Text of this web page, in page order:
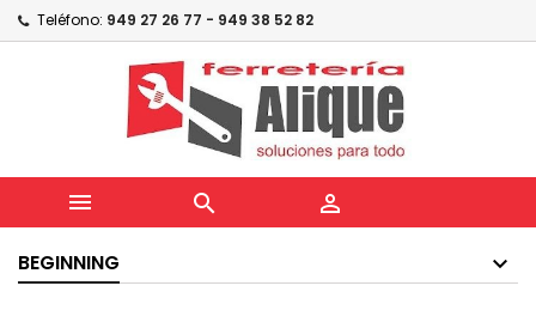
Teléfono: 949 27 26 77 - 949 38 52 82
  
BEGINNING